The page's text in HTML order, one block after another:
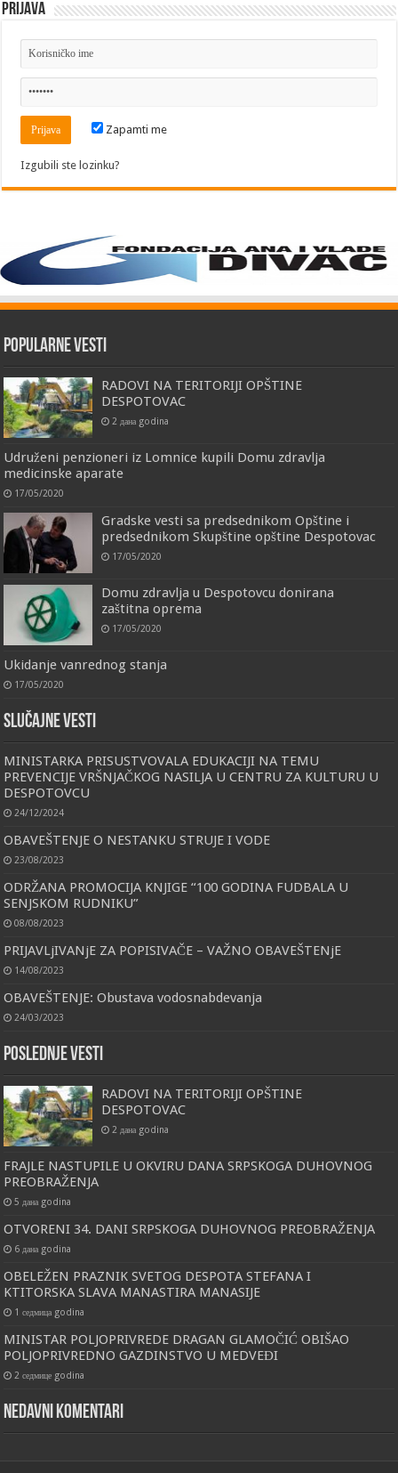
Prijava
Zapamti me
Izgubili ste lozinku?
Popularne vesti
RADOVI NA TERITORIJI OPŠTINE
DESPOTOVAC
2 дана godina
Udruženi penzioneri iz Lomnice kupili Domu zdravlja
medicinske aparate
17/05/2020
Gradske vesti sa predsednikom Opštine i
predsednikom Skupštine opštine Despotovac
17/05/2020
Domu zdravlja u Despotovcu donirana
zaštitna oprema
17/05/2020
Ukidanje vanrednog stanja
17/05/2020
Slučajne vesti
MINISTARKA PRISUSTVOVALA EDUKACIJI NA TEMU
PREVENCIJE VRŠNJAČKOG NASILJA U CENTRU ZA KULTURU U
DESPOTOVCU
24/12/2024
OBAVEŠTENJE O NESTANKU STRUJE I VODE
23/08/2023
ODRŽANA PROMOCIJA KNJIGE “100 GODINA FUDBALA U
SENJSKOM RUDNIKU”
08/08/2023
PRIJAVLjIVANjE ZA POPISIVAČE – VAŽNO OBAVEŠTENjE
14/08/2023
OBAVEŠTENJE: Obustava vodosnabdevanja
24/03/2023
Poslednje vesti
RADOVI NA TERITORIJI OPŠTINE
DESPOTOVAC
2 дана godina
FRAJLE NASTUPILE U OKVIRU DANA SRPSKOGA DUHOVNOG
PREOBRAŽENJA
5 дана godina
OTVORENI 34. DANI SRPSKOGA DUHOVNOG PREOBRAŽENJA
6 дана godina
OBELEŽEN PRAZNIK SVETOG DESPOTA STEFANA I
KTITORSKA SLAVA MANASTIRA MANASIJE
1 седмица godina
MINISTAR POLJOPRIVREDE DRAGAN GLAMOČIĆ OBIŠAO
POLJOPRIVREDNO GAZDINSTVO U MEDVEĐI
2 седмице godina
Nedavni komentari